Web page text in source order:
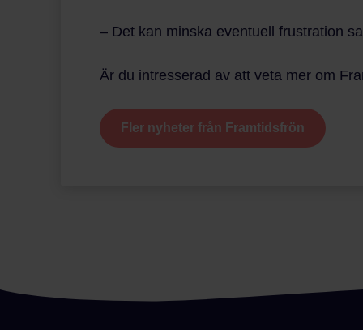
– Det kan minska eventuell frustration
Är du intresserad av att veta mer om
Fler nyheter från Framtidsfrön